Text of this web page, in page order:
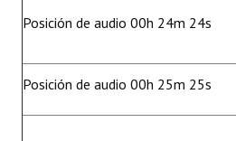
Posición de audio 00h 24m 24s
Posición de audio 00h 25m 25s